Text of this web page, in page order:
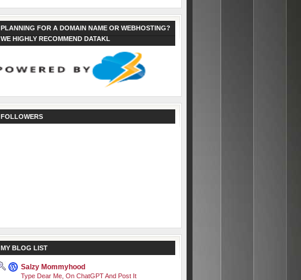
PLANNING FOR A DOMAIN NAME OR WEBHOSTING?
WE HIGHLY RECOMMEND DATAKL
FOLLOWERS
MY BLOG LIST
Salzy Mommyhood
Type Dear Me, On ChatGPT And Post It